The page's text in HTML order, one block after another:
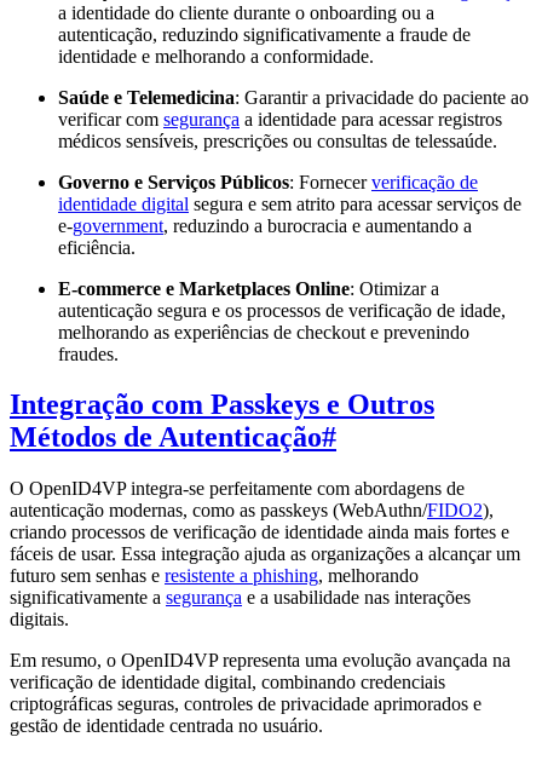
a identidade do cliente durante o onboarding ou a
autenticação, reduzindo significativamente a fraude de
identidade e melhorando a conformidade.
Saúde e Telemedicina: Garantir a privacidade do paciente ao
verificar com segurança a identidade para acessar registros
médicos sensíveis, prescrições ou consultas de telessaúde.
Governo e Serviços Públicos: Fornecerverificação de
identidade digital segura e sem atrito para acessar serviços de
e-government, reduzindo a burocracia e aumentando a
eficiência.
E-commerce e Marketplaces Online: Otimizar a
autenticação segura e os processos de verificação de idade,
melhorando as experiências de checkout e prevenindo
fraudes.
Integração com Passkeys e Outros
Métodos de Autenticação#
O OpenID4VP integra-se perfeitamente com abordagens de
autenticação modernas, como as passkeys (WebAuthn/FIDO2),
criando processos de verificação de identidade ainda mais fortes e
fáceis de usar. Essa integração ajuda as organizações a alcançar um
futuro sem senhas e resistente a phishing, melhorando
significativamente a segurança e a usabilidade nas interações
digitais.
Em resumo, o OpenID4VP representa uma evolução avançada na
verificação de identidade digital, combinando credenciais
criptográficas seguras, controles de privacidade aprimorados e
gestão de identidade centrada no usuário.